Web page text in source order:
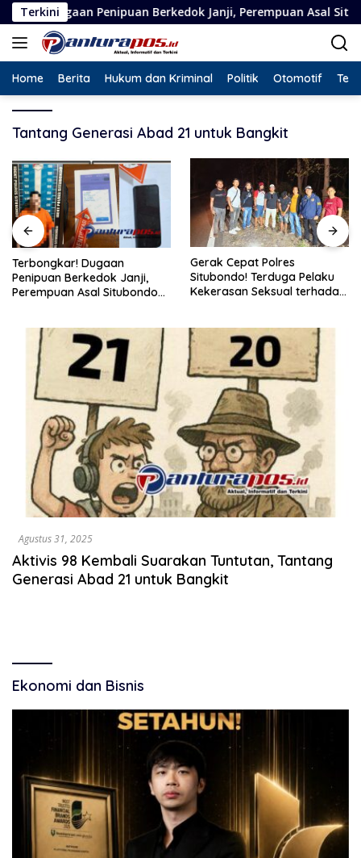
Langsung
ke
konten
Terkini
Penipuan Berkedok Janji, Perempuan Asal Situbondo
Home Berita Hukum dan Kriminal Politik Otomotif
Tantang Generasi Abad 21 untuk Bangkit
Terbongkar! Dugaan
Penipuan Berkedok Janji,
Perempuan Asal Situbondo
Gerak Cepat Polres
Situbondo! Terduga Pelaku
Kekerasan Seksual terhadap
Agustus 31, 2025
Aktivis 98 Kembali Suarakan Tuntutan, Tantang
Generasi Abad 21 untuk Bangkit
Ekonomi dan Bisnis